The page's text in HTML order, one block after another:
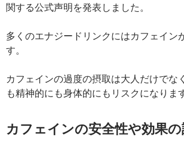
関する公式声明を発表しました。
多くのエナジードリンクにはカフェイン
す。
カフェインの過度の摂取は大人だけでな
も精神的にも身体的にもリスクになりま
カフェインの安全性や効果